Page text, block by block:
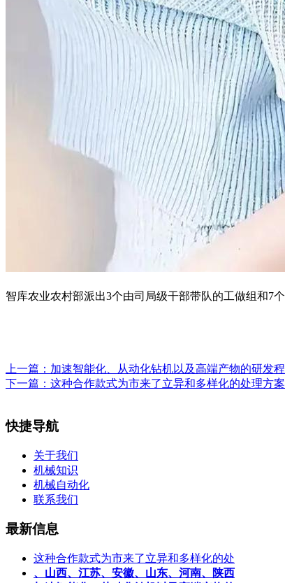
智库农业农村部派出3个由司局级干部带队的工做组和7
上一篇： 加速智能化、从动化钻机以及高端产物的研发程
下一篇： 这种合作款式为市来了立异和多样化的处理方案
快捷导航
关于我们
机械知识
机械自动化
联系我们
最新信息
这种合作款式为市来了立异和多样化的处
、山西、江苏、安徽、山东、河南、陕西